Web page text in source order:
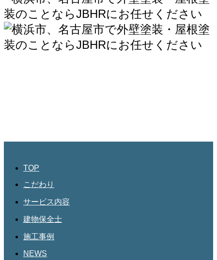
TOP
こだわり
サービス内容
建物保全士
施工事例
NEWS